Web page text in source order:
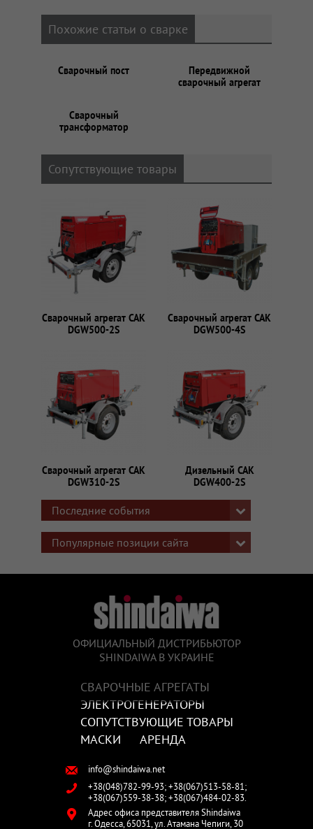
Похожие статьи о сварке
Сварочный пост
Передвижной
сварочный агрегат
Сварочный
трансформатор
Сопутствующие товары
Сварочный агрегат САК
DGW500-2S
Сварочный агрегат САК
DGW500-4S
Сварочный агрегат САК
DGW310-2S
Дизельный САК
DGW400-2S
Последние события
Популярные позиции сайта
ОФИЦИАЛЬНЫЙ ДИСТРИБЬЮТОР
SHINDAIWA В УКРАИНЕ
СВАРОЧНЫЕ АГРЕГАТЫ
ЭЛЕКТРОГЕНЕРАТОРЫ
СОПУТСТВУЮЩИЕ ТОВАРЫ
АРЕНДА
МАСКИ
info@shindaiwa.net
+38(048)782-99-93; +38(067)513-58-81;
+38(067)559-38-38; +38(067)484-02-83.
Адрес офиса представителя Shindaiwa
г. Одесса,65031,ул. Атамана Чепиги, 30